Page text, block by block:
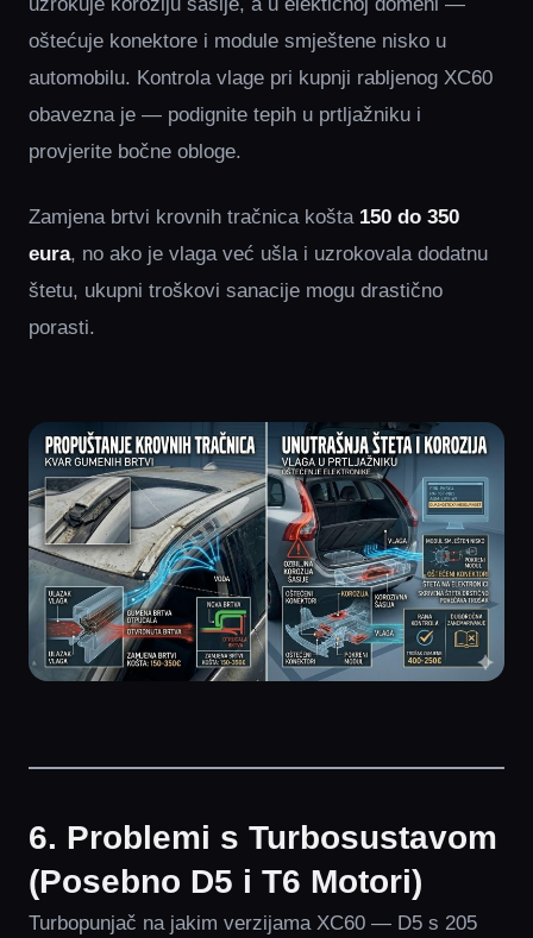
oštećuje konektore i module smještene nisko u
automobilu. Kontrola vlage pri kupnji rabljenog XC60
obavezna je — podignite tepih u prtljažniku i
provjerite bočne obloge.
Zamjena brtvi krovnih tračnica košta 150 do 350
eura, no ako je vlaga već ušla i uzrokovala dodatnu
štetu, ukupni troškovi sanacije mogu drastično
porasti.
6. Problemi s Turbosustavom
(Posebno D5 i T6 Motori)
Turbopunjač na jakim verzijama XC60 — D5 s 205